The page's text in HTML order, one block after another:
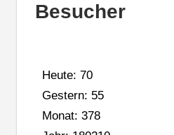
Besucher
Heute: 70
Gestern: 55
Monat: 378